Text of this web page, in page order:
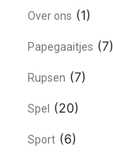
Over ons (1)
Papegaaitjes (7)
Rupsen (7)
Spel (20)
Sport (6)